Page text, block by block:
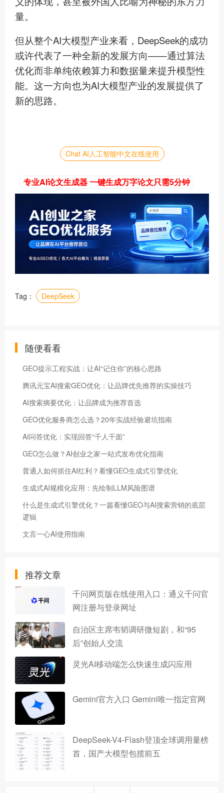
量。
但从整个AI大模型产业来看，DeepSeek的成功
或许代表了一种全新的发展方向——通过算法
优化而非单纯依赖算力和数据量来提升模型性
能。这一方向也为AI大模型产业的发展提供了
新的思路。
Chat AI人工智能中文在线使用
专业AI论文生成器 一键生成万字论文只需5分钟
Tag： ​DeepSeek
随便看看
GEO提示工程实战：让AI“记住你”的核心思路
腾讯元宝AI搜索GEO优化：让品牌优先推荐的实操技巧
AI搜索摘要优化：让品牌成为推荐首选
GEO优化服务商怎么选？20年实战经验避坑指南
AI问答优化：实现回答“千人千面”
GEO怎么做？AI创业之家一站式发布优化指南
普通人如何抓住AI红利？看懂GEO生成式引擎优化
生成式AI规模化应用：先绘制LLM风险图谱
什么是生成式引擎优化？一篇看懂GEO与AI搜索营销的底层
逻辑
文言一心AI使用指南
推荐文章
千问网页版在线使用入口：通义千问官
网注册与登录网址
自治区主席韦韬调研微短剧，和“95
后”创始人交流
灵光AI移动端怎么快速生成闪应用
Gemini官方入口 Gemini唯一指定官网
DeepSeek-V4-Flash登顶全球调用量榜
首，国产大模型包揽前五